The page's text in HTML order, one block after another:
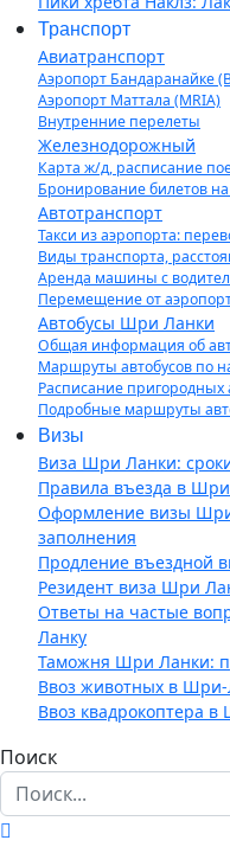
Транспорт
Авиатранспорт
Аэропорт Бандаранайке
Аэропорт Маттала (MRIA)
Внутренние перелеты
Железнодорожный
Карта ж/д, расписание
Бронирование билетов
Автотранспорт
Такси из аэропорта:
Виды транспорта,
Аренда машины с
Перемещение от
Автобусы Шри Ланки
Общая информация об
Маршруты автобусов по
Расписание
Подробные маршруты
Визы
Виза Шри Ланки:
Правила въезда в
Оформление визы
заполнения
Продление въездной
Резидент виза Шри
Ответы на частые
Ланку
Таможня Шри Ланки:
Ввоз животных в Шри-
Ввоз квадрокоптера
Поиск